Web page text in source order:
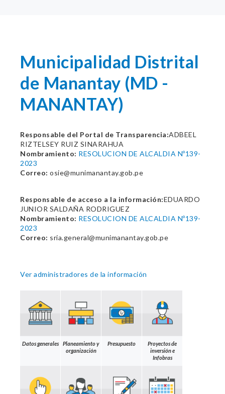
Municipalidad Distrital
de Manantay (MD -
MANANTAY)
Responsable del Portal de Transparencia:ADBEEL
RIZTELSEY RUIZ SINARAHUA
Nombramiento: RESOLUCION DE ALCALDIA Nº139-
2023
Correo: osie@munimanantay.gob.pe
Responsable de acceso a la información:EDUARDO
JUNIOR SALDAÑA RODRIGUEZ
Nombramiento: RESOLUCION DE ALCALDIA Nº139-
2023
Correo: sria.general@munimanantay.gob.pe
Ver administradores de la información
Datos generales
Planeamiento y
organización
Presupuesto
Proyectos de
inversión e
Infobras